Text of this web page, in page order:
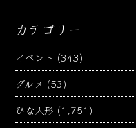
カテゴリー
イベント (343)
グルメ (53)
ひな人形 (1,751)